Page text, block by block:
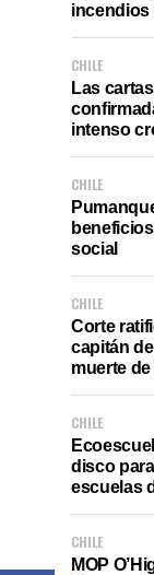
incendios
CHILE
Las
intenso
CHILE
social
CHILE
Corte
capitán
muerte
CHILE
disco
escuelas
CHILE
MOP